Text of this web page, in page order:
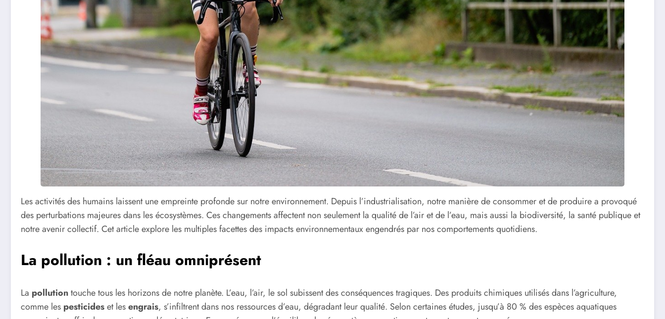
Les activités des humains laissent une empreinte profonde sur notre environnement. Depuis l’industrialisation, notre manière de consommer et de produire a provoqué
des perturbations majeures dans les écosystèmes. Ces changements affectent non seulement la qualité de l’air et de l’eau, mais aussi la biodiversité, la santé publique et
notre avenir collectif. Cet article explore les multiples facettes des impacts environnementaux engendrés par nos comportements quotidiens.
La pollution : un fléau omniprésent
La pollutiontouche tous les horizons de notre planète. L’eau, l’air, le sol subissent des conséquences tragiques. Des produits chimiques utilisés dans l’agriculture,
comme les pesticideset lesengrais, s’infiltrent dans nos ressources d’eau, dégradant leur qualité. Selon certaines études, jusqu’à 80 % des espèces aquatiques